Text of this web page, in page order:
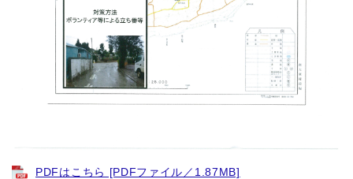
PDFはこちら [PDFファイル／1.87MB]